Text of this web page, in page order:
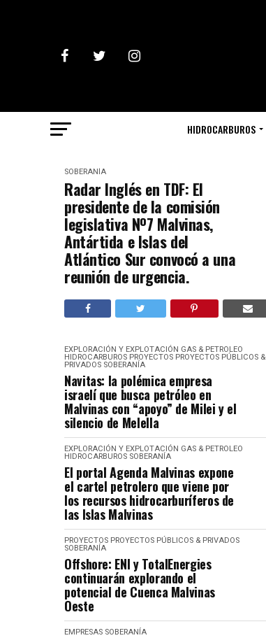
HIDROCARBUROS
SOBERANÍA
Radar Inglés en TDF: El
presidente de la comisión
legislativa Nº7 Malvinas,
Antártida e Islas del
Atlántico Sur convocó a una
reunión de urgencia.
EXPLORACIÓN Y EXPLOTACIÓN GAS & PETROLEO
HIDROCARBUROS PROYECTOS PROYECTOS PÚBLICOS &
PRIVADOS SOBERANÍA
Navitas: la polémica empresa
israelí que busca petróleo en
Malvinas con “apoyo” de Milei y el
silencio de Melella
EXPLORACIÓN Y EXPLOTACIÓN GAS & PETROLEO
HIDROCARBUROS SOBERANÍA
El portal Agenda Malvinas expone
el cartel petrolero que viene por
los recursos hidrocarburíferos de
las Islas Malvinas
PROYECTOS PROYECTOS PÚBLICOS & PRIVADOS
SOBERANÍA
Offshore: ENI y TotalEnergies
continuarán explorando el
potencial de Cuenca Malvinas
Oeste
EMPRESAS SOBERANÍA